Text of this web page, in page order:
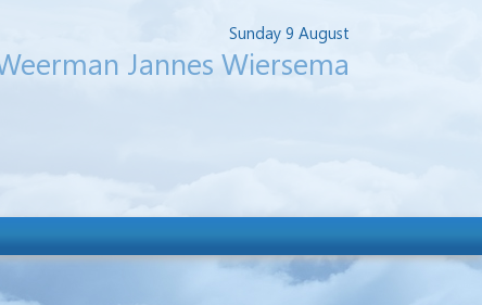
Sunday 9 August
Jannes Wiersema